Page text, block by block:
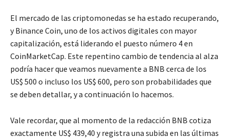
El mercado de las criptomonedas se ha estado recuperando,
y Binance Coin, uno de los activos digitales con mayor
capitalización, está liderando el puesto número 4 en
CoinMarketCap. Este repentino cambio de tendencia al alza
podría hacer que veamos nuevamente a BNB cerca de los
US$ 500 o incluso los US$ 600, pero son probabilidades que
se deben detallar, y a continuación lo hacemos.
Vale recordar, que al momento de la redacción BNB cotiza
exactamente US$ 439,40 y registra una subida en las últimas